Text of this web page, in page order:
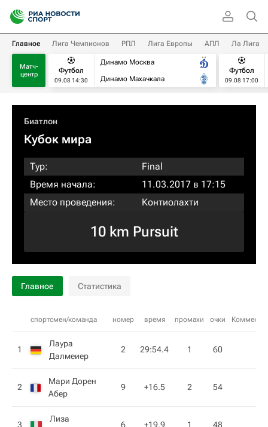
Главное Лига Чемпионов РПЛ Лига Европы АПЛ Ла Лига
Матч-
центр
Футбол
09.08 14:30
Динамо Москва
Динамо Махачкала
Футбол
09.08 17:00
Биатлон
Кубок мира
Тур:
Final
Время начала:
11.03.2017 в 17:15
Место проведения:
Контиолахти
10 km Pursuit
Главное Статистика
спортсмен/команда номер время промахи очки
1
Лаура
Далмеиер
2 29:54.4 1 60
2
Мари Дорен
Абер
9 +16.5 2 54
3
Лиза
6 +19.9 1 48